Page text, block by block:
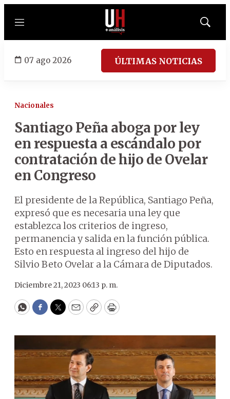
Menú
Mostrar
07 ago 2026 ÚLTIMAS NOTICIAS
Nacionales
Santiago Peña aboga por ley
en respuesta a escándalo por
contratación de hijo de Ovelar
en Congreso
El presidente de la República, Santiago Peña,
expresó que es necesaria una ley que
establezca los criterios de ingreso,
permanencia y salida en la función pública.
Esto en respuesta al ingreso del hijo de
Silvio Beto Ovelar a la Cámara de Diputados.
Diciembre 21, 2023 06:13 p. m.
WhatsApp
Facebook
Twitter
EmailCopyPrint